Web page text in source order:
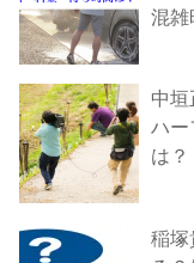
混雑
中
ハー
は？
稲塚